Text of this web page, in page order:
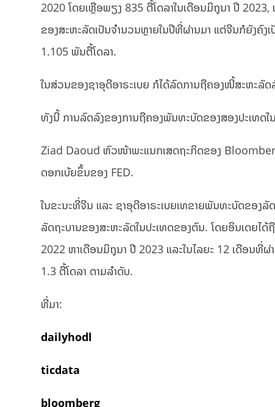
2020 ໂດຍເຫຼືອພຽງ 835 ຕື້ໂດລາໃນເດືອນມິຖຸນາ ປີ
ຂອງສະຫະລັດເປັນຈຳນວນຫຼາຍໃນປີທີ່ຜ່ານມາ ແຕ່ຈີນກໍຍັງຄົ
1.105 ພັນຕື້ໂດລາ.
ໃນສ່ວນຂອງຊາ​ອຸ​ດີ​ອາ​ຣະ​ເບຍ ກໍໄດ້ລົດການຖືຄອງໜີ້ສະຫະລັດ
ທັງນີ້ ການລົດລົງຂອງການຖືຄອງພັນທະບັດຂອງສອງປະເທດ
Ziad Daoud ຫົວໜ້າພະແນກເສດຖະກິດຂອງ
ດອກເບ້ຍຂຶ້ນຂອງ FED.
ໃນຂະນະທີ່ຈີນ ແລະ ຊາ​ອຸ​ດີ​ອາ​ຣະ​ເບຍເທຂາຍພັນທະບັດຂອງ
ລັດຖະບານຂອງສະຫະລັດໃນປະເທດຂອງຕົນ. ໂດຍອິນເດຍໄ
2022 ຫາເດືອນມິຖຸນາ ປີ 2023 ແລະໃນໄລຍະ 12 ເດືອນທີ່
1.3 ຕື້ໂດລາ ຕາມລໍາດັບ.
ທີ່ມາ:
dailyhodl
ticdata
bloomberg